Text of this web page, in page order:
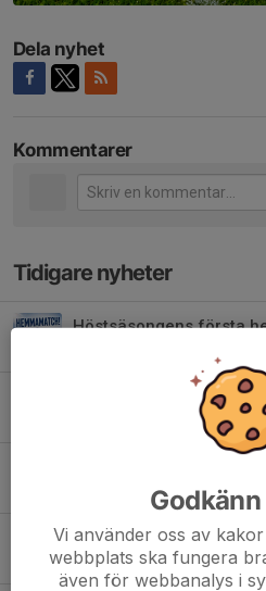
Dela nyhet
Kommentarer
Tidigare nyheter
Höstsäsongens första
HEMMAMATCHER V 32!
0
1 jul, 13:20
Årets fotbollsskola!
29 jun, 11:34 0
Vi använder oss av
webbplats ska fungera
även för webbanalys i